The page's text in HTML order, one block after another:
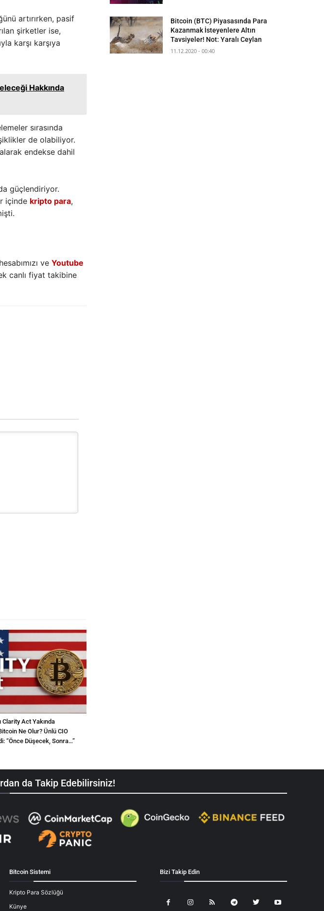
artırırken, pasif
şirketler ise,
karşı karşıya
Hakkında
sırasında
de olabiliyor.
endekse dahil
güçlendiriyor.
içinde kripto para,
hesabımızı ve Youtube
canlı fiyat takibine
Clarity Act Yakında
Ne Olur? Ünlü CIO
“Önce Düşecek, Sonra…”
Bitcoin (BTC) Piyasasında Para
Kazanmak İsteyenlere Altın
Tavsiyeler! Not: Yaralı Ceylan
11.12.2020 - 00:40
da Takip Edebilirsiniz!
Bitcoin Sistemi
Kripto Para Sözlüğü
Künye
Bizi Takip Edin